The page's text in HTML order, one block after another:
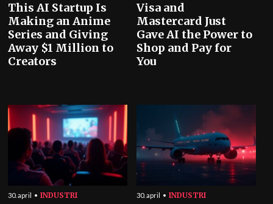
This AI Startup Is
Making an Anime
Series and Giving
Away $1 Million to
Creators
Visa and
Mastercard Just
Gave AI the Power to
Shop and Pay for
You
30. april INDUSTRI 30. april INDUSTRI